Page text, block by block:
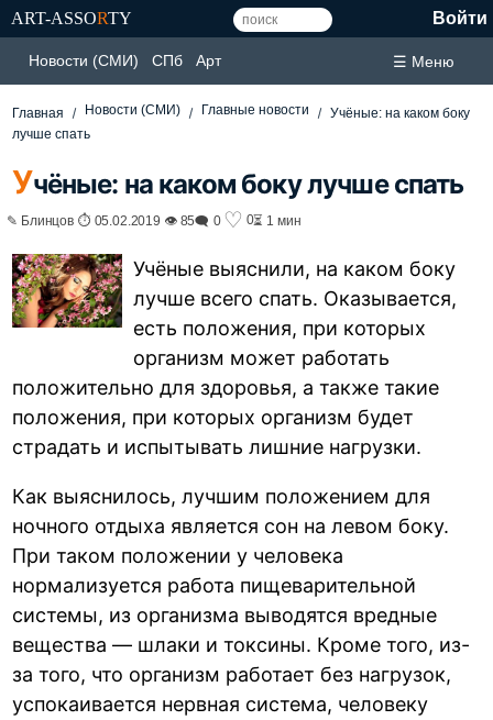
ART-ASSORTY Войти
Новости (СМИ) СПб Арт ☰ Меню
Главная Новости (СМИ) Главные новости
Учёные: на каком боку
лучше спать
Учёные: на каком боку лучше спать
✎ Блинцов ⏱ 05.02.2019 👁 85🗨 0 ♡ 0⏳ 1 мин
Учёные выяснили, на каком боку
лучше всего спать. Оказывается,
есть положения, при которых
организм может работать
положительно для здоровья, а также такие
положения, при которых организм будет
страдать и испытывать лишние нагрузки.
Как выяснилось, лучшим положением для
ночного отдыха является сон на левом боку.
При таком положении у человека
нормализуется работа пищеварительной
системы, из организма выводятся вредные
вещества — шлаки и токсины. Кроме того, из-
за того, что организм работает без нагрузок,
успокаивается нервная система, человеку